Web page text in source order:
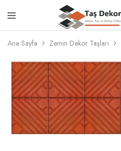
Taş
Dekorasyon
Beton,
Taş
Dekorasyon
Çözümleri
Ana Sayfa Zemin Dekor Taşları